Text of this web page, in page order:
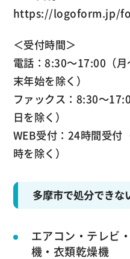
https://logoform.jp/
＜受付時間＞
電話：8:30～17:00（
末年始を除く）
ファックス：8:30～
日を除く）
WEB受付：24時間受付
時を除く）
多摩市で処分できな
エアコン・テレビ
機・衣類乾燥機